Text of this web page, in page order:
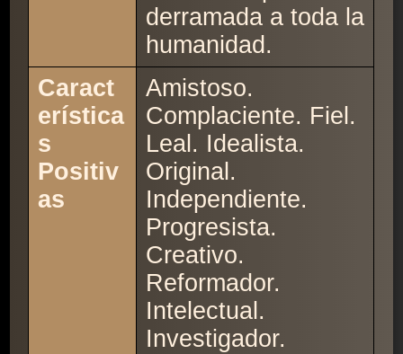
derramada a toda la
humanidad.
Caract
erística
s
Positiv
as
Amistoso.
Complaciente. Fiel.
Leal. Idealista.
Original.
Independiente.
Progresista.
Creativo.
Reformador.
Intelectual.
Investigador.